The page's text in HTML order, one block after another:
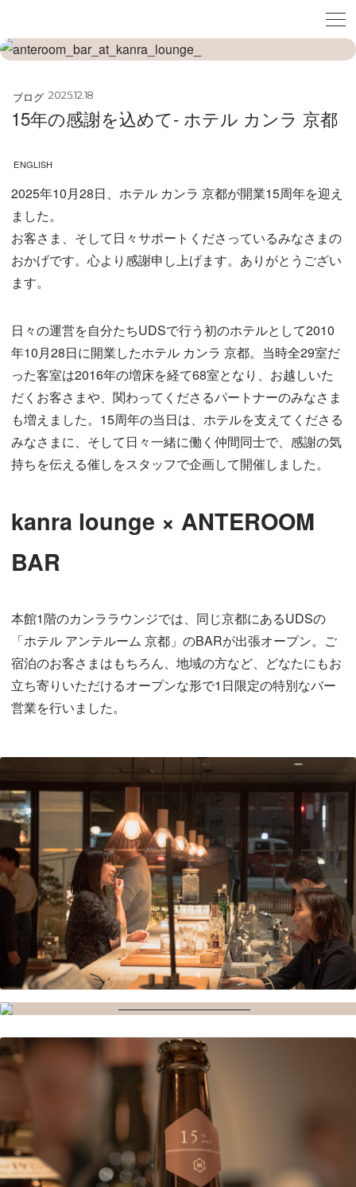
ブログ 2025.12.18
15年の感謝を込めて- ホテル カンラ 京都
ENGLISH
2025年10月28日、ホテル カンラ 京都が開業15周年を迎え
ました。
お客さま、そして日々サポートくださっているみなさまの
おかげです。心より感謝申し上げます。ありがとうござい
ます。
日々の運営を自分たちUDSで行う初のホテルとして2010
年10月28日に開業したホテル カンラ 京都。当時全29室だ
った客室は2016年の増床を経て68室となり、お越しいた
だくお客さまや、関わってくださるパートナーのみなさま
も増えました。15周年の当日は、ホテルを支えてくださる
みなさまに、そして日々一緒に働く仲間同士で、感謝の気
持ちを伝える催しをスタッフで企画して開催しました。
kanra lounge × ANTEROOM
BAR
本館1階のカンララウンジでは、同じ京都にあるUDSの
「ホテル アンテルーム 京都」のBARが出張オープン。ご
宿泊のお客さまはもちろん、地域の方など、どなたにもお
立ち寄りいただけるオープンな形で1日限定の特別なバー
営業を行いました。